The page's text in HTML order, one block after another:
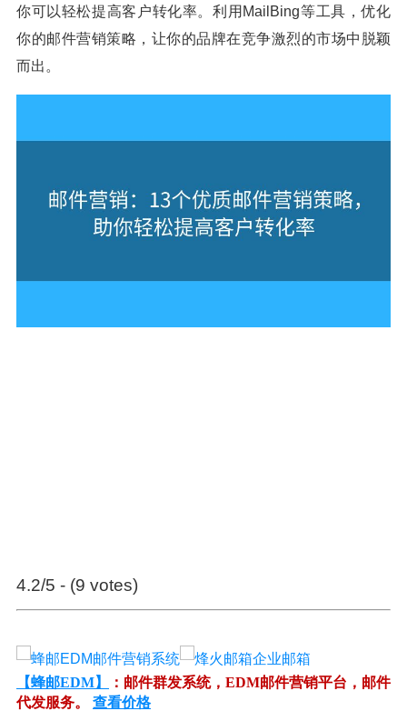
你可以轻松提高客户转化率。利用MailBing等工具，优化
你的邮件营销策略，让你的品牌在竞争激烈的市场中脱颖
而出。
4.2/5 - (9 votes)
【蜂邮EDM】
：邮件群发系统，EDM邮件营销平台，邮件
代发服务。 查看价格